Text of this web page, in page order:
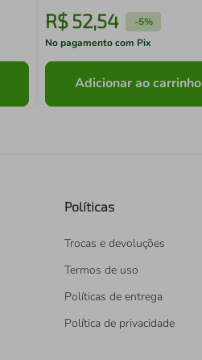
R$ 52,54 -5%
No pagamento com Pix
Adicionar ao carrinho
Políticas
Trocas e devoluções
Termos de uso
Políticas de entrega
Política de privacidade